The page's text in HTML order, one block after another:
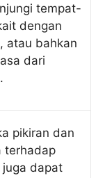
tempat-
dengan
atau bahkan
dari
pikiran dan
terhadap
dapat